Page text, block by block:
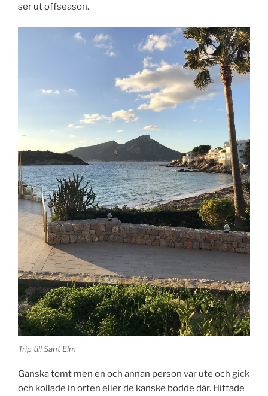
ser ut offseason.
Trip till Sant Elm
Ganska tomt men en och annan person var ute och gick
och kollade in orten eller de kanske bodde där. Hittade